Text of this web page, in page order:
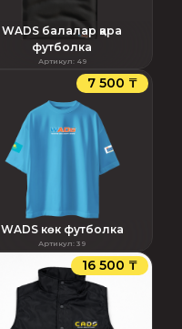
WADS балалар қара
футболка
Артикул: 49
7 500 ₸
WADS көк футболка
Артикул: 39
16 500 ₸